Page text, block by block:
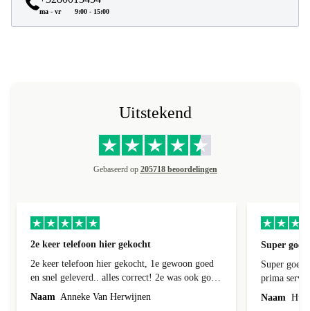
ma - vr 9:00 - 15:00
Uitstekend
Gebaseerd op 205718 beoordelingen
2e keer telefoon hier gekocht
2e keer telefoon hier gekocht, 1e gewoon goed
en snel geleverd.. alles correct! 2e was ook goed
geleverd en alles erbij, 1e week bij foto's liep er
een streep doorheen! Kon ik terug sturen nadat
Naam Anneke Van Herwijnen
Super
Super
prima
Naam Hub